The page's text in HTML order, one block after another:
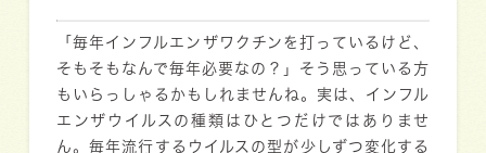
「毎年インフルエンザワクチンを打っているけど、
そもそもなんで毎年必要なの？」そう思っている方
もいらっしゃるかもしれませんね。実は、インフル
エンザウイルスの種類はひとつだけではありませ
ん。毎年流行するウイルスの型が少しずつ変化する